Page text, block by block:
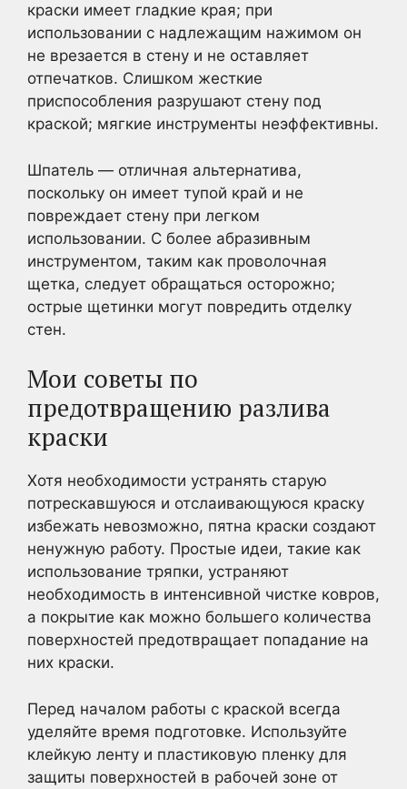
краски имеет гладкие края; при
использовании с надлежащим нажимом он
не врезается в стену и не оставляет
отпечатков. Слишком жесткие
приспособления разрушают стену под
краской; мягкие инструменты неэффективны.
Шпатель — отличная альтернатива,
поскольку он имеет тупой край и не
повреждает стену при легком
использовании. С более абразивным
инструментом, таким как проволочная
щетка, следует обращаться осторожно;
острые щетинки могут повредить отделку
стен.
Мои советы по
предотвращению разлива
краски
Хотя необходимости устранять старую
потрескавшуюся и отслаивающуюся краску
избежать невозможно, пятна краски создают
ненужную работу. Простые идеи, такие как
использование тряпки, устраняют
необходимость в интенсивной чистке ковров,
а покрытие как можно большего количества
поверхностей предотвращает попадание на
них краски.
Перед началом работы с краской всегда
уделяйте время подготовке. Используйте
клейкую ленту и пластиковую пленку для
защиты поверхностей в рабочей зоне от